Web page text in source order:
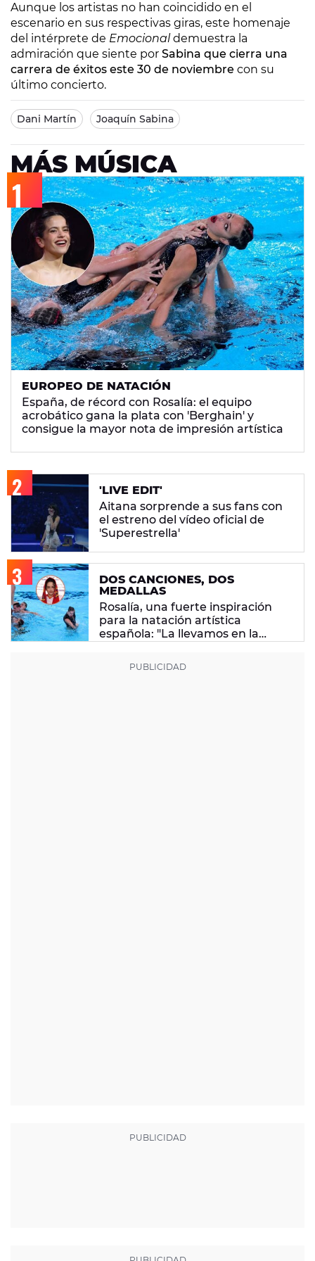
Aunque los artistas no han coincidido en el
escenario en sus respectivas giras, este homenaje
del intérprete de Emocionaldemuestra la
admiración que siente por Sabina que cierra una
carrera de éxitos este 30 de noviembre con su
último concierto.
Dani Martín Joaquín Sabina
MÁS MÚSICA
EUROPEO DE NATACIÓN
España, de récord con Rosalía: el equipo
acrobático gana la plata con 'Berghain' y
consigue la mayor nota de impresión artística
'LIVE EDIT'
Aitana sorprende a sus fans con
el estreno del vídeo oficial de
'Superestrella'
DOS CANCIONES, DOS
MEDALLAS
Rosalía, una fuerte inspiración
para la natación artística
española: "La llevamos en la